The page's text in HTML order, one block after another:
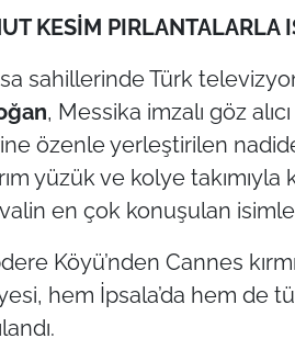
KESİM PIRLANTALARLA
sahillerinde Türk
, Messika imzalı göz
özenle yerleştirilen
yüzük ve kolye
en çok konuşulan
Köyü’nden Cannes
hem İpsala’da hem de